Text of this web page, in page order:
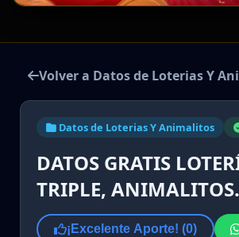
Volver a Datos de Loterias Y
Datos de Loterias Y Animalitos
DATOS GRATIS
TRIPLE,
¡Excelente Aporte! (0)